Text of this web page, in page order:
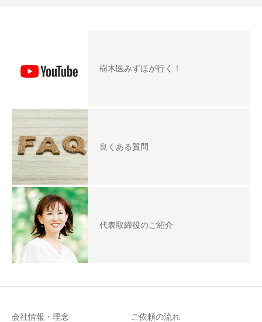
樹木医みずほが行く！
良くある質問
代表取締役のご紹介
会社情報・理念 ご依頼の流れ